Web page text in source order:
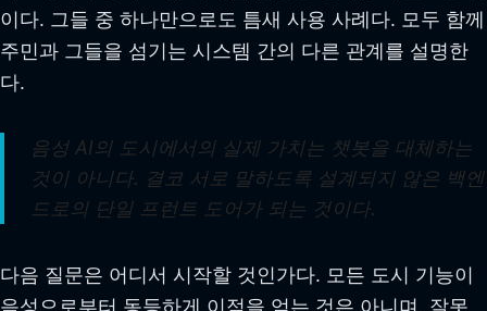
이다. 그들 중 하나만으로도 틈새 사용 사례다. 모두 함께
주민과 그들을 섬기는 시스템 간의 다른 관계를 설명한
다.
음성 AI의 도시에서의 실제 가치는 챗봇을 대체하는
것이 아니다. 결코 서로 말하도록 설계되지 않은 백엔
드로의 단일 프런트 도어가 되는 것이다.
다음 질문은 어디서 시작할 것인가다. 모든 도시 기능이
음성으로부터 동등하게 이점을 얻는 것은 아니며, 잘못